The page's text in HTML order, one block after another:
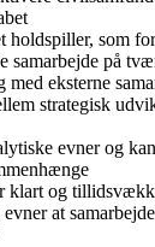
holdspiller, som
samarbejde på
med eksterne
strategisk
evner og
klart og
at